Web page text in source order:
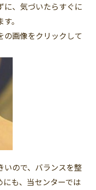
に、気づいたらすぐに
。
の画像をクリックして
いので、バランスを整
も、当センターでは